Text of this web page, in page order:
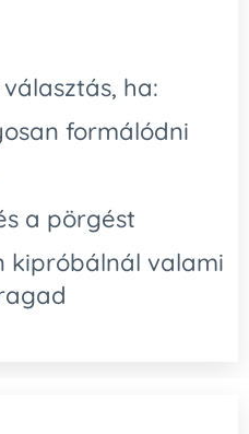
ha:
formálódni
a pörgést
kipróbálnál valami